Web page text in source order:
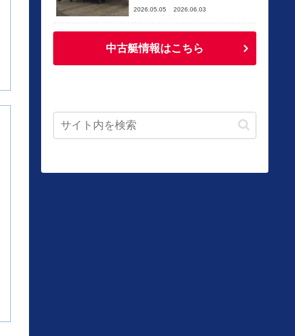
2026.05.05 2026.06.03
中古艇情報はこちら